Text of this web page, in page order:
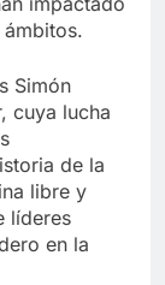
Simón
cuya lucha
de la
libre y
líderes
en la